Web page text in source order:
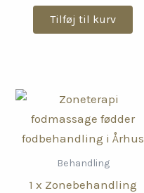
pris
var:
Tilføj til kurv
Behandling
1 x Zonebehandling